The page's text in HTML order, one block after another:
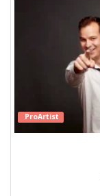
ProArtist